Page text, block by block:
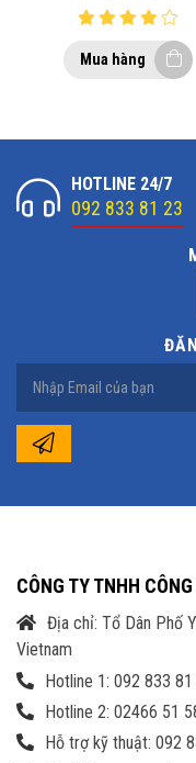
Mua hàng
HOTLINE 24/7
092 833 81 23
CÔNG TY TNHH
Địa chỉ: Tổ Dân Phố
Vietnam
Hotline 1: 092 833
Hotline 2: 02466 51
Hỗ trợ kỹ thuật: 092